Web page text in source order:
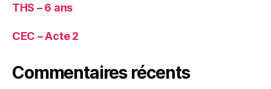
THS – 6 ans
CEC – Acte 2
Commentaires récents